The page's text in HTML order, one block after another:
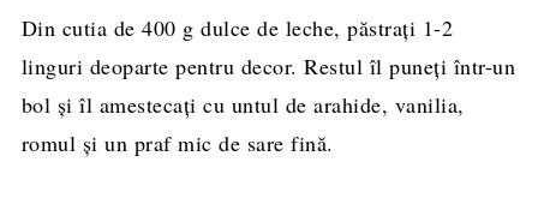
Din cutia de 400 g dulce de leche, păstrați 1-2
linguri deoparte pentru decor. Restul îl puneți într-un
bol și îl amestecați cu untul de arahide, vanilia,
romul și un praf mic de sare fină.